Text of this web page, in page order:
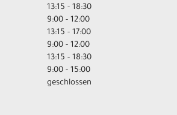
13:15 - 18:30
9:00 - 12:00
13:15 - 17:00
9:00 - 12:00
13:15 - 18:30
9:00 - 15:00
geschlossen